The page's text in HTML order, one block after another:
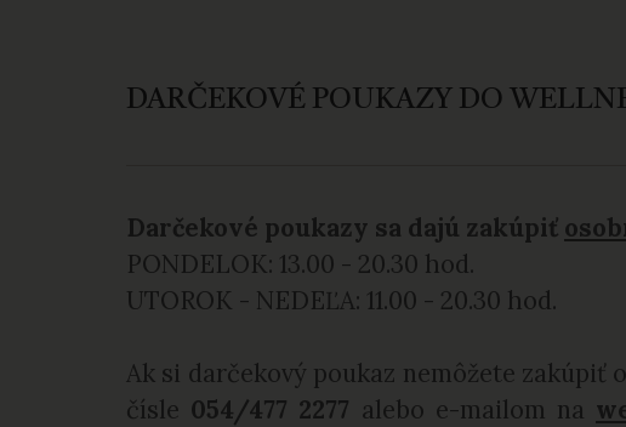
DARČEKOVÉ POUKAZY DO
Darčekové poukazy sa dajú zakúpiť
PONDELOK: 13.00 - 20.30 hod.
UTOROK - NEDEĽA: 11.00 - 20.30 hod.
Ak si darčekový poukaz nemôžete zakúpiť
čísle 054/477 2277 alebo e-mailom na